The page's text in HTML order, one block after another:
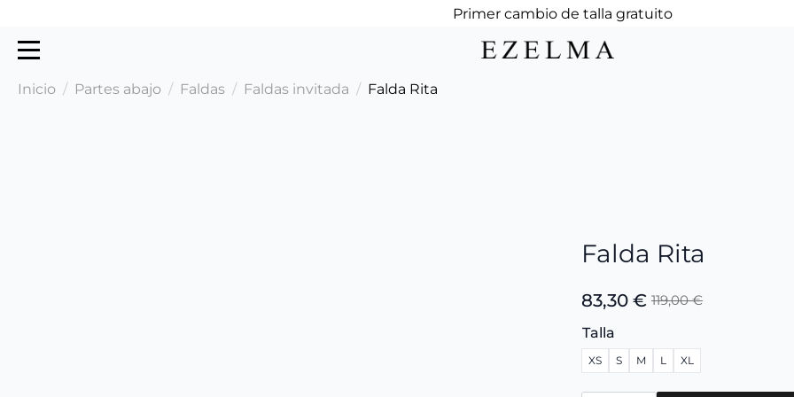
Primer cambio de talla gratuito
Inicio Partes abajo Faldas Faldas invitada Falda Rita
Falda Rita
119,00€
El
precio
original
era:
83,30 €
El
precio
actual
es:
Talla
XS S M L XL